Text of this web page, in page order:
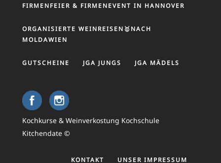
FIRMENFEIER & FIRMENEVENT IN HANNOVER
ORGANISIERTE WEINREISEN🥇NACH
MOLDAWIEN
GUTSCHEINE JGA JUNGS JGA MÄDELS
Kochkurse & Weinverkostung Kochschule
Kitchendate ©
KONTAKT UNSER IMPRESSUM